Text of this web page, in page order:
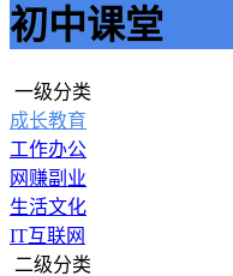
初中课堂
一级分类
成长教育
工作办公
网赚副业
生活文化
IT互联网
二级分类